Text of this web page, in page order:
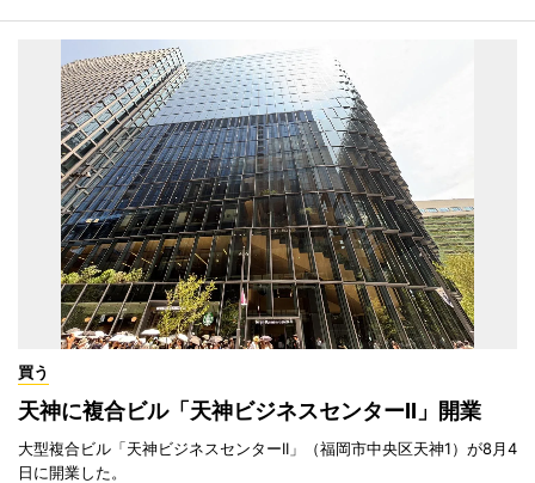
買う
天神に複合ビル「天神ビジネスセンターII」開業
大型複合ビル「天神ビジネスセンターII」（福岡市中央区天神1）が8月4
日に開業した。